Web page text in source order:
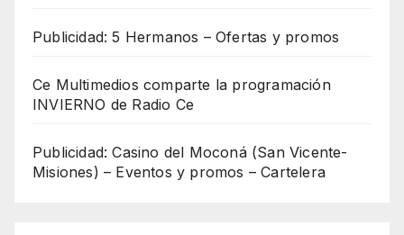
Publicidad: 5 Hermanos – Ofertas y promos
Ce Multimedios comparte la programación
INVIERNO de Radio Ce
Publicidad: Casino del Moconá (San Vicente-
Misiones) – Eventos y promos – Cartelera